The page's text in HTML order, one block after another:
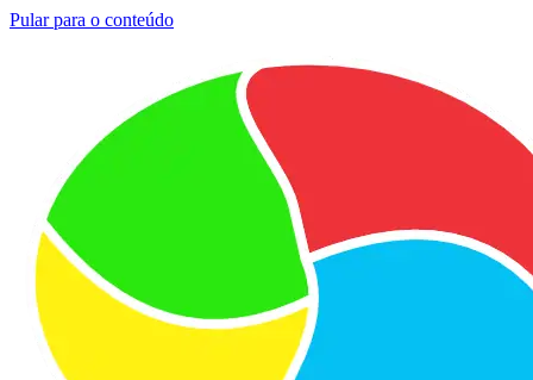
Pular para o conteúdo